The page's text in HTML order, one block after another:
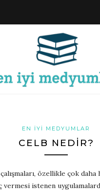
EN İYI MEDYUMLAR
CELB NEDIR?
çalışmaları, özellikle çok daha
vermesi istenen